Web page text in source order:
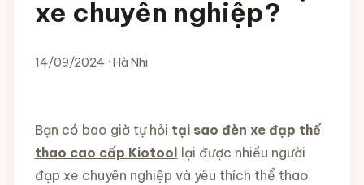
xe chuyên nghiệp?
14/09/2024 · Hà Nhi
Bạn có bao giờ tự hỏi tại sao đèn xe đạp thể
thao cao cấp Kiotool
lại được nhiều người
đạp xe chuyên nghiệp và yêu thích thể thao